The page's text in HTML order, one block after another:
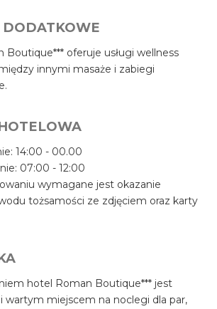
DODATKOWE
Boutique*** oferuje usługi wellness
innymi masaże i zabiegi
14:00 - 00.00
07:00 - 12:00
wymagane jest okazanie
tożsamości ze zdjęciem oraz karty
hotel Roman Boutique*** jest
wartym miejscem na noclegi dla par,